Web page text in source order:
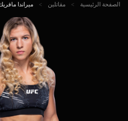
الصفحة الرئيسية > مقاتلين > ميراندا